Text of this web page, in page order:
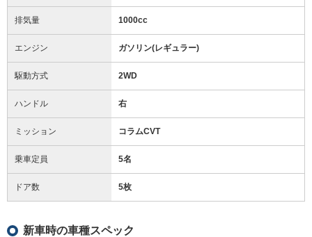
排気量 1000cc
エンジン ガソリン(レギュラー)
駆動方式 2WD
ハンドル 右
ミッション コラムCVT
乗車定員 5名
ドア数 5枚
新車時の車種スペック